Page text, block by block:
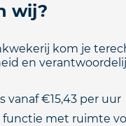
wij?
kom je
en
vanaf €15,43 per uur
functie met ruimte